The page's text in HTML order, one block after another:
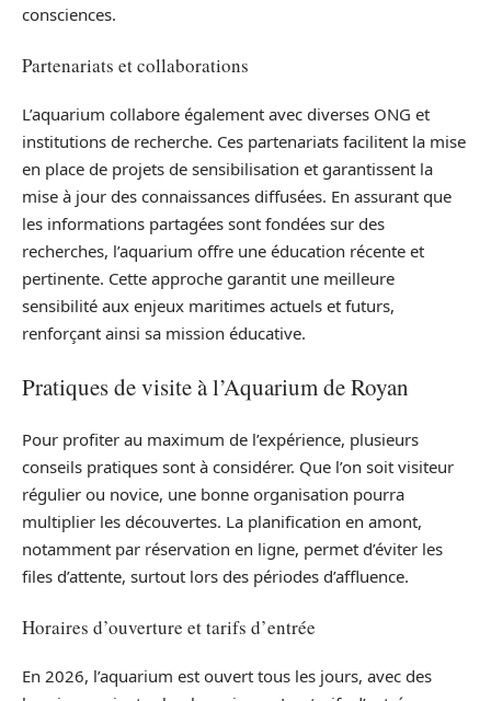
consciences.
Partenariats et collaborations
L’aquarium collabore également avec diverses ONG et
institutions de recherche. Ces partenariats facilitent la mise
en place de projets de sensibilisation et garantissent la
mise à jour des connaissances diffusées. En assurant que
les informations partagées sont fondées sur des
recherches, l’aquarium offre une éducation récente et
pertinente. Cette approche garantit une meilleure
sensibilité aux enjeux maritimes actuels et futurs,
renforçant ainsi sa mission éducative.
Pratiques de visite à l’Aquarium de Royan
Pour profiter au maximum de l’expérience, plusieurs
conseils pratiques sont à considérer. Que l’on soit visiteur
régulier ou novice, une bonne organisation pourra
multiplier les découvertes. La planification en amont,
notamment par réservation en ligne, permet d’éviter les
files d’attente, surtout lors des périodes d’affluence.
Horaires d’ouverture et tarifs d’entrée
En 2026, l’aquarium est ouvert tous les jours, avec des